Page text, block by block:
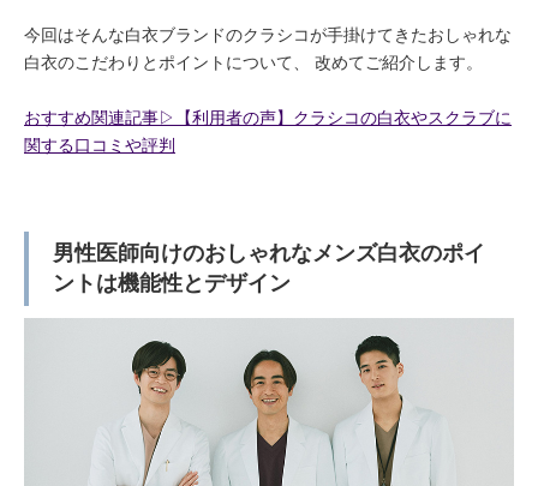
今回はそんな白衣ブランドのクラシコが手掛けてきたおしゃれな
白衣のこだわりとポイントについて、 改めてご紹介します。
おすすめ関連記事▷【利用者の声】クラシコの白衣やスクラブに
関する口コミや評判
男性医師向けのおしゃれなメンズ白衣のポイ
ントは機能性とデザイン